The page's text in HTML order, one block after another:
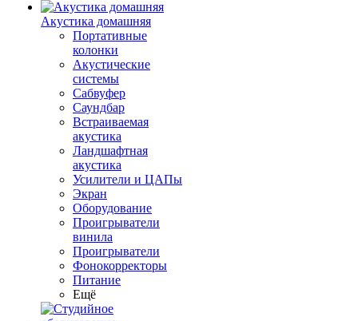
Акустика домашняя
Портативные
колонки
Акустические
системы
Сабвуфер
Саундбар
Встраиваемая
акустика
Ландшафтная
акустика
Усилители и ЦАПы
Экран
Оборудование
Проигрыватели
винила
Проигрыватели
Фонокорректоры
Питание
Ещё